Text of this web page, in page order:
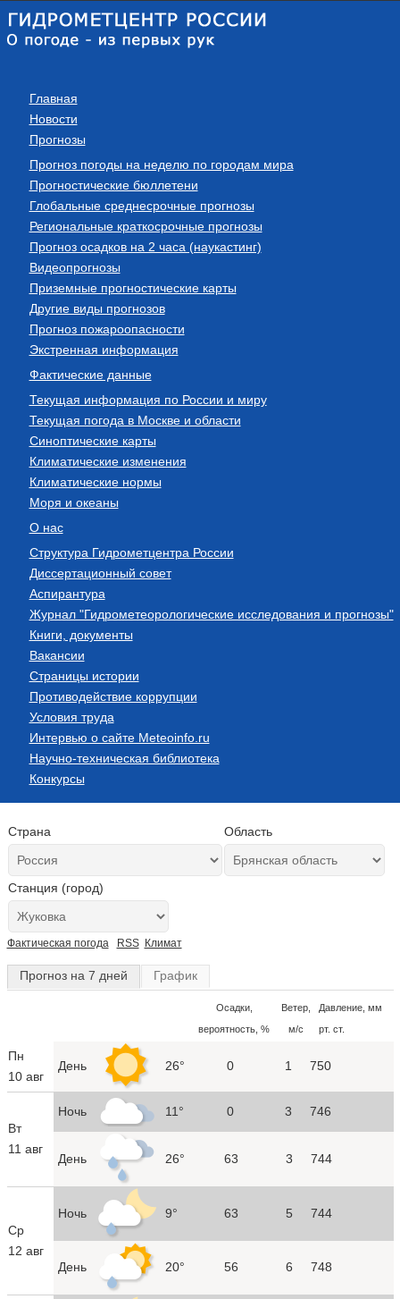
Главная
Новости
Прогнозы
Прогноз погоды на неделю по городам мира
Прогностические бюллетени
Глобальные среднесрочные прогнозы
Региональные краткосрочные прогнозы
Прогноз осадков на 2 часа (наукастинг)
Видеопрогнозы
Приземные прогностические карты
Другие виды прогнозов
Прогноз пожароопасности
Экстренная информация
Фактические данные
Текущая информация по России и миру
Текущая погода в Москве и области
Синоптические карты
Климатические изменения
Климатические нормы
Моря и океаны
О нас
Структура Гидрометцентра России
Диссертационный совет
Аспирантура
Журнал "Гидрометеорологические исследования и прогнозы"
Книги, документы
Вакансии
Страницы истории
Противодействие коррупции
Условия труда
Интервью о сайте Meteoinfo.ru
Научно-техническая библиотека
Конкурсы
Страна Область
Станция (город)
Фактическая погода RSS Климат
Прогноз на 7 дней График
Осадки,
вероятность, %
Ветер,
м/с
Давление, мм
рт. ст.
Пн
10 авг
День 26° 0 1 750
Вт
11 авг
Ночь 11° 0 3 746
День 26° 63 3 744
Ср
12 авг
Ночь 9° 63 5 744
День 20° 56 6 748